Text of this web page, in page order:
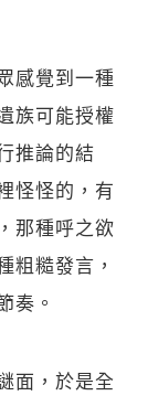
感覺到一種
族可能授權
推論的結
怪怪的，有
那種呼之欲
粗糙發言，
奏。
面，於是全